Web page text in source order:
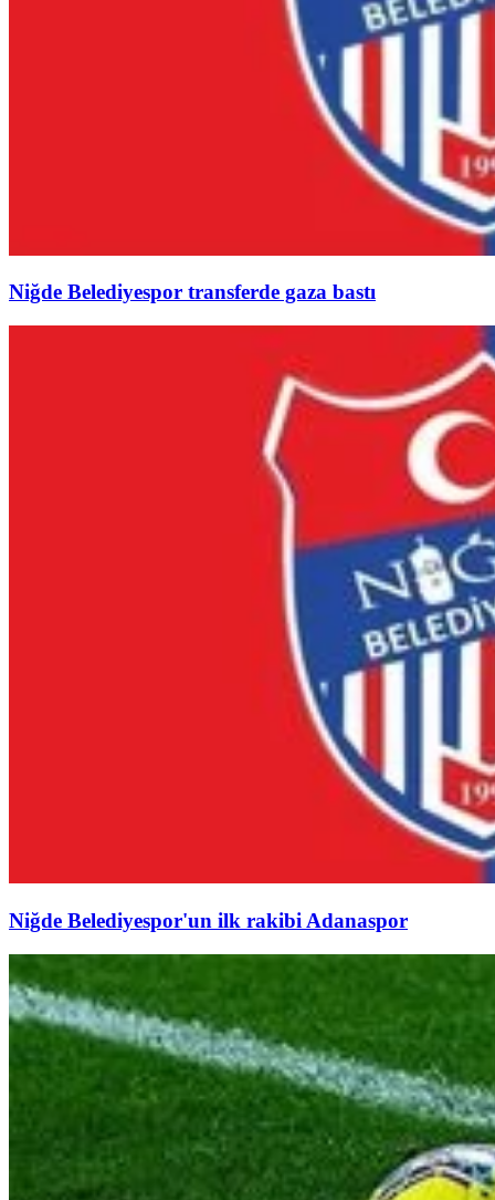
Niğde Belediyespor transferde gaza bastı
Niğde Belediyespor'un ilk rakibi Adanaspor